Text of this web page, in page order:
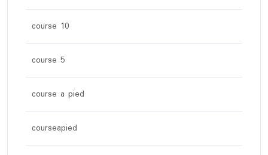
course 10
course 5
course a pied
courseapied